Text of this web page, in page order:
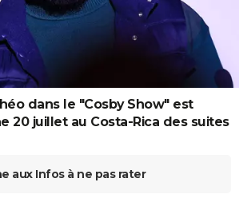
dans le "Cosby Show" est
20 juillet au Costa-Rica des suites
aux Infos à ne pas rater